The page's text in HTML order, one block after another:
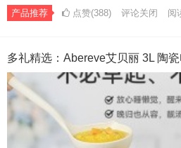
产品推荐 点赞(388) 评论关闭 阅
多礼精选：Abereve艾贝丽 3L 陶